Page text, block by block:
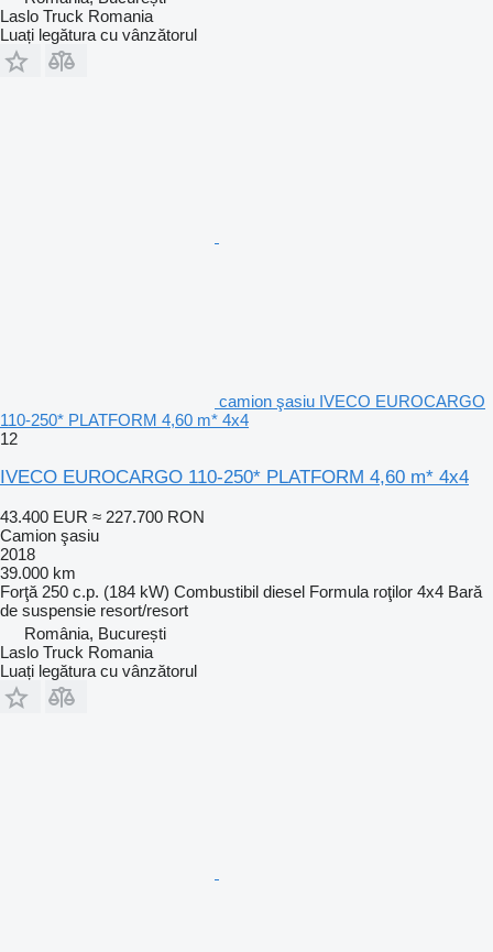
Laslo Truck Romania
Luați legătura cu vânzătorul
camion şasiu IVECO EUROCARGO
110-250* PLATFORM 4,60 m* 4x4
12
IVECO EUROCARGO 110-250* PLATFORM 4,60 m* 4x4
43.400 EUR ≈ 227.700 RON
Camion şasiu
2018
39.000 km
Forţă 250 c.p. (184 kW) Combustibil diesel Formula roţilor 4x4 Bară
de suspensie resort/resort
România, București
Laslo Truck Romania
Luați legătura cu vânzătorul